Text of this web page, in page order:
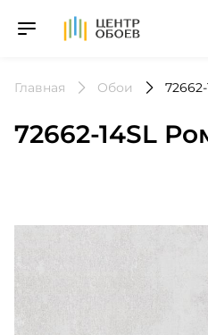
На Главную
Главная Обои
72662-14SL